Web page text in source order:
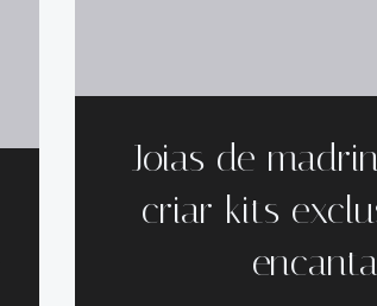
Joias de
criar kits